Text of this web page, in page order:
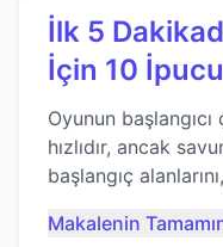
İlk 5
İçin 10 İpucu
Oyunun
hızlıdır, ancak
başlangıç alanlarını, optimal yiyecek tüketimini
kaçınacağınızı
Makalenin